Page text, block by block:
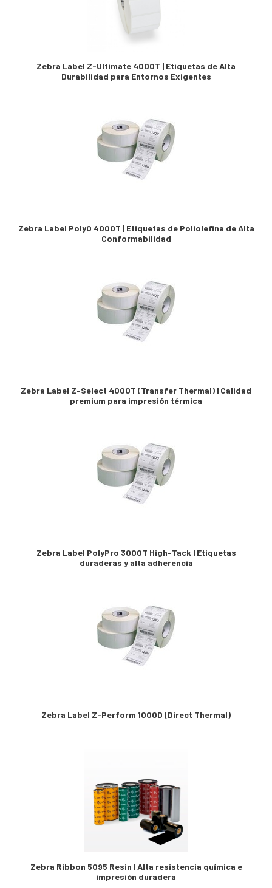
Zebra Label Z-Ultimate 4000T | Etiquetas de Alta
Durabilidad para Entornos Exigentes
Zebra Label PolyO 4000T | Etiquetas de Poliolefina de Alta
Conformabilidad
Zebra Label Z-Select 4000T (Transfer Thermal) | Calidad
premium para impresión térmica
Zebra Label PolyPro 3000T High-Tack | Etiquetas
duraderas y alta adherencia
Zebra Label Z-Perform 1000D (Direct Thermal)
Zebra Ribbon 5095 Resin | Alta resistencia química e
impresión duradera